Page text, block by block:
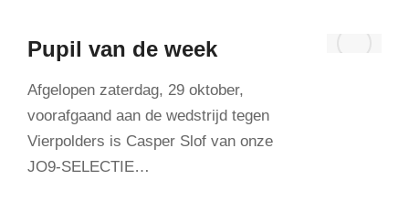
Pupil van de week
Afgelopen zaterdag, 29 oktober,
voorafgaand aan de wedstrijd tegen
Vierpolders is Casper Slof van onze
JO9-SELECTIE…